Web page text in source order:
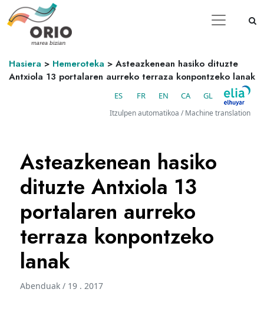
Hasiera > Hemeroteka > Asteazkenean hasiko dituzte
Antxiola 13 portalaren aurreko terraza konpontzeko lanak
ES FR EN CA GL
Itzulpen automatikoa / Machine translation
Asteazkenean hasiko
dituzte Antxiola 13
portalaren aurreko
terraza konpontzeko
lanak
Abenduak / 19 . 2017